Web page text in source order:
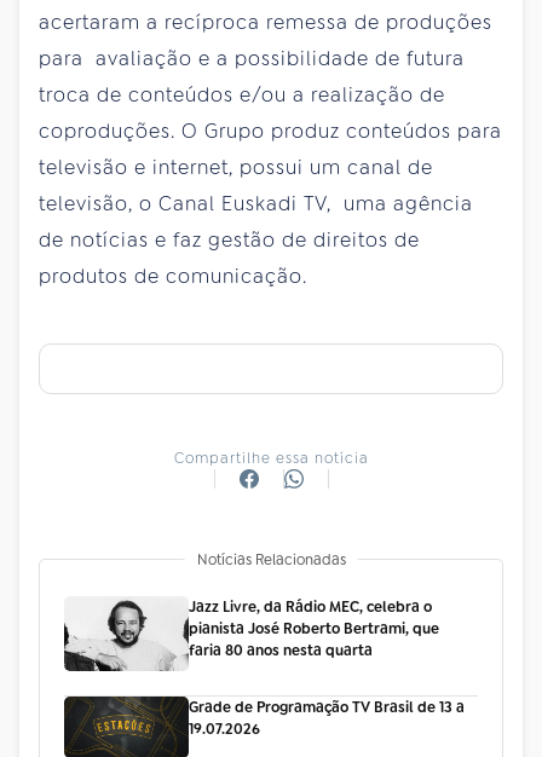
acertaram a recíproca remessa de produções
para avaliação e a possibilidade de futura
troca de conteúdos e/ou a realização de
coproduções. O Grupo produz conteúdos para
televisão e internet, possui um canal de
televisão, o Canal Euskadi TV, uma agência
de notícias e faz gestão de direitos de
produtos de comunicação.
Compartilhe essa notícia
Notícias Relacionadas
Jazz Livre, da Rádio MEC, celebra o
pianista José Roberto Bertrami, que
faria 80 anos nesta quarta
Grade de Programação TV Brasil de 13 a
19.07.2026